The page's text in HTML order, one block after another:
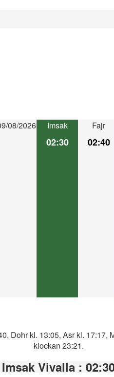
08/2026 Imsak
02:30
Fajr
02:40
Dohr kl. 13:05, Asr kl. 17:17,
klockan 23:21.
Imsak Vivalla :